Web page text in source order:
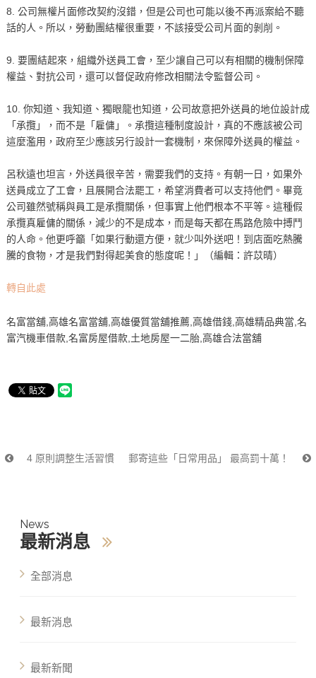
8. 公司無權片面修改契約沒錯，但是公司也可能以後不再派案給不聽
話的人。所以，勞動團結權很重要，不該接受公司片面的剝削。
9. 要團結起來，組織外送員工會，至少讓自己可以有相關的機制保障
權益、對抗公司，還可以督促政府修改相關法令監督公司。
10. 你知道、我知道、獨眼龍也知道，公司故意把外送員的地位設計成
「承攬」，而不是「雇傭」。承攬這種制度設計，真的不應該被公司
這麼濫用，政府至少應該另行設計一套機制，來保障外送員的權益。
呂秋遠也坦言，外送員很辛苦，需要我們的支持。有朝一日，如果外
送員成立了工會，且展開合法罷工，希望消費者可以支持他們。畢竟
公司雖然號稱與員工是承攬關係，但事實上他們根本不平等。這種假
承攬真雇傭的關係，減少的不是成本，而是每天都在馬路危險中搏鬥
的人命。他更呼籲「如果行動還方便，就少叫外送吧！到店面吃熱騰
騰的食物，才是我們對得起美食的態度呢！」（編輯：許苡晴）
轉自此處
名富當舖,高雄名富當舖,高雄優質當舖推薦,高雄借錢,高雄精品典當,名
富汽機車借款,名富房屋借款,土地房屋一二胎,高雄合法當舖
4 原則調整生活習慣 郵寄這些「日常用品」 最高罰十萬！
News
最新消息
全部消息
最新消息
最新新聞